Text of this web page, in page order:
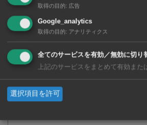
タイの薬いろいろ【タイ・バンコク】 薬局・
取得の目的: 広告
Google_analytics
取得の目的: アナリティクス
全てのサービスを有効／無効に切り
上記のサービスをまとめて有効また
選択項目を許可